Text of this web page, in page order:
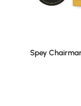
Durchschnittliche
Spey